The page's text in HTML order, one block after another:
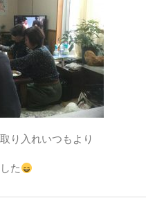
り入れいつもより
た